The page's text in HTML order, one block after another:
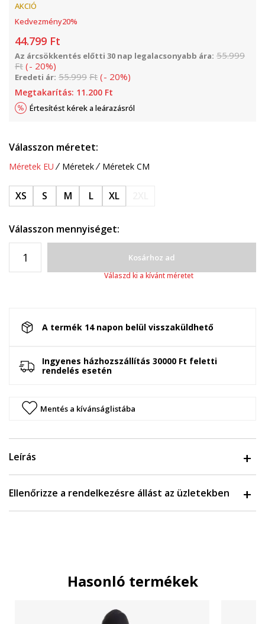
AKCIÓ
Kedvezmény20%
44.799 Ft
Az árcsökkentés előtti 30 nap legalacsonyabb ára: 55.999
Ft (- 20%)
Eredeti ár: 55.999 Ft (- 20%)
Megtakarítás: 11.200 Ft
Értesítést kérek a leárazásról
Válasszon méretet:
Méretek EU Méretek Méretek CM
XS S M L XL
Válasszon mennyiséget:
Kosárhoz ad
Válaszd ki a kívánt méretet
A termék 14 napon belül visszaküldhető
Ingyenes házhozszállítás 30000 Ft feletti
rendelés esetén
Mentés a kívánságlistába
Leírás
Ellenőrizze a rendelkezésre állást az üzletekben
Hasonló termékek